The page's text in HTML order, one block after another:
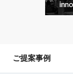
ご提案事例